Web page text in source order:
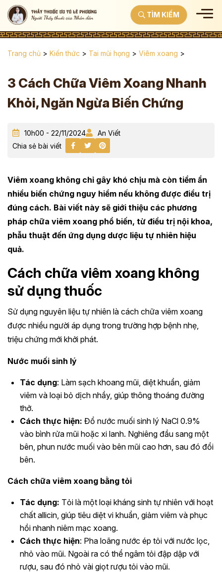
TÌM KIẾM
Trang chủ > Kiến thức > Tai mũi họng > Viêm xoang >
3 Cách Chữa Viêm Xoang Nhanh
Khỏi, Ngăn Ngừa Biến Chứng
10h00 - 22/11/2024
An Viết
Chia sẻ bài viết
Viêm xoang không chỉ gây khó chịu mà còn tiềm ẩn
nhiều biến chứng nguy hiểm nếu không được điều trị
đúng cách. Bài viết này sẽ giới thiệu các phương
pháp chữa viêm xoang phổ biến, từ điều trị nội khoa,
phẫu thuật đến ứng dụng dược liệu tự nhiên hiệu
quả.
Cách chữa viêm xoang không
sử dụng thuốc
Sử dụng nguyên liệu tự nhiên là cách chữa viêm xoang
được nhiều người áp dụng trong trường hợp bệnh nhẹ,
triệu chứng mới khởi phát.
Nước muối sinh lý
Tác dụng: Làm sạch khoang mũi, diệt khuẩn, giảm
viêm và loại bỏ dịch nhầy, giúp thông thoáng đường
thở.
Cách thực hiện: Đổ nước muối sinh lý NaCl 0.9%
vào bình rửa mũi hoặc xi lanh. Nghiêng đầu sang một
bên, phun nước muối vào bên mũi cao hơn, sau đó đổi
bên.
Cách chữa viêm xoang bằng tỏi
Tác dụng: Tỏi là một loại kháng sinh tự nhiên với hoạt
chất allicin, giúp tiêu diệt vi khuẩn, giảm viêm và phục
hồi nhanh niêm mạc xoang.
Cách thực hiện: Pha loãng nước ép tỏi với nước lọc,
nhỏ vào mũi. Ngoài ra có thể ngâm tỏi đập dập với
rượu, sau đó nhỏ vài giọt rượu tỏi vào mũi.